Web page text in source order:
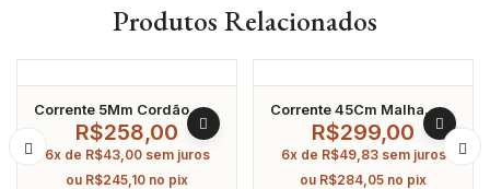
Produtos Relacionados
Corrente 5Mm Cordão
Baiano Com Pingente
Coração Cravejado Em
Zircônia Banhado A Ouro
45Cm
R$258,00
6x de R$43,00 sem juros
ou R$245,10 no pix
Corrente 45Cm Malha
Portuguesa Liso Coração
Banhado A Ouro
R$299,00
6x de R$49,83 sem juros
ou R$284,05 no pix